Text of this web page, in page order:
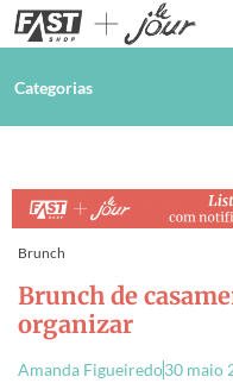
Categorias
Brunch
Brunch de
organizar
Amanda Figueiredo30 maio